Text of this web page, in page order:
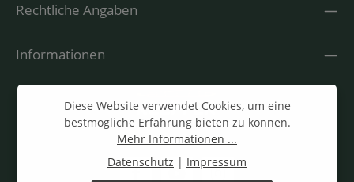
Rechtliche Angaben
Informationen
Diese Website verwendet Cookies, um eine
bestmögliche Erfahrung bieten zu können.
Mehr Informationen ...
Datenschutz | Impressum